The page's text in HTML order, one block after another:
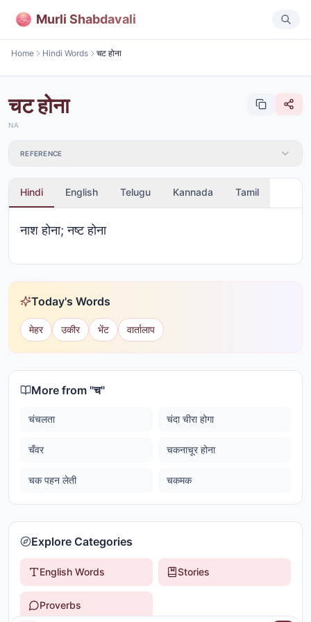
Murli Shabdavali
Home Hindi Words चट होना
चट होना
NA
REFERENCE
Hindi English Telugu Kannada Tamil
नाश होना; नष्ट होना
Today's Words
मेहर उकीर भेंट वार्तालाप
More from "च"
चंचलता चंदा चीरा होगा
चँवर चकनाचूर होना
चक पहन लेती चकमक
Explore Categories
English Words Stories
Proverbs